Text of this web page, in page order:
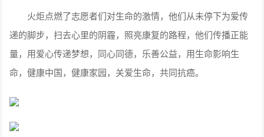
火炬点燃了志愿者们对生命的激情，他们从未停下为爱传
递的脚步，扫去心里的阴霾，照亮康复的路程，他们传播正能
量，用爱心传递梦想，同心同德，乐善公益，用生命影响生
命，健康中国，健康家园，关爱生命，共同抗癌。